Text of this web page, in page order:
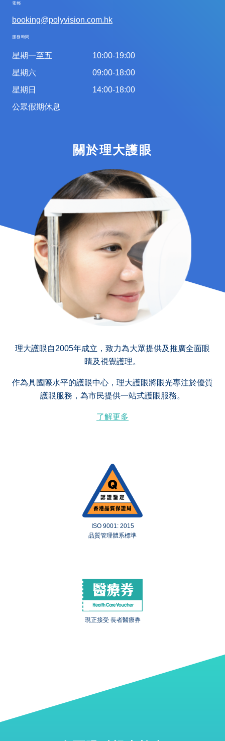
電郵
booking@polyvision.com.hk
服務時間
星期一至五
星期六
星期日
公眾假期休息
10:00-19:00
09:00-18:00
14:00-18:00
關於理大護眼
理大護眼自2005年成立，致力為大眾提供及推廣全面眼
睛及視覺護理。
作為具國際水平的護眼中心，理大護眼將眼光專注於優質
護眼服務，為市民提供一站式護眼服務。
了解更多
ISO 9001: 2015
品質管理體系標準
現正接受 長者醫療券